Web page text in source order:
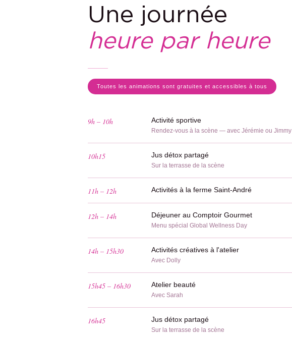
Une journée
heure par heure
Toutes les animations sont gratuites et accessibles à tous
9h – 10h Activité sportive
Rendez-vous à la scène — avec Jérémie ou Jimmy
10h15 Jus détox partagé
Sur la terrasse de la scène
11h – 12h Activités à la ferme Saint-André
12h – 14h Déjeuner au Comptoir Gourmet
Menu spécial Global Wellness Day
14h – 15h30 Activités créatives à l'atelier
Avec Dolly
15h45 – 16h30 Atelier beauté
Avec Sarah
16h45 Jus détox partagé
Sur la terrasse de la scène